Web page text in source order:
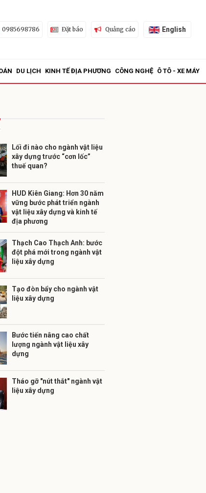
0985698786 Đặt báo Quảng cáo English
DU LỊCH KINH TẾ ĐỊA PHƯƠNG CÔNG NGHỆ Ô TÔ - XE MÁY
Lối đi nào cho ngành vật liệu
xây dựng trước “cơn lốc”
thuế quan?
HUD Kiên Giang: Hơn 30 năm
vững bước phát triển ngành
vật liệu xây dựng và kinh tế
địa phương
Thạch Cao Thạch Anh: bước
đột phá mới trong ngành vật
liệu xây dựng
Tạo đòn bẩy cho ngành vật
liệu xây dựng
Bước tiến nâng cao chất
lượng ngành vật liệu xây
dựng
Tháo gỡ "nút thắt" ngành vật
liệu xây dựng